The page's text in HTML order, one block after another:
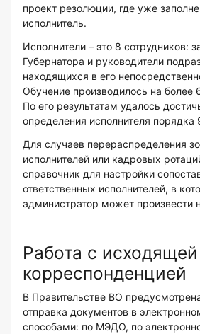
проект резолюции, где уже
исполнитель.
Исполнители – это 8 сотрудников:
Губернатора и руководители
находящихся в его
Обучение производилось на более
По его результатам удалось
определения исполнителя порядка
Для случаев перераспределения
исполнителей или кадровых
справочник для настройки
ответственных исполнителей, в
администратор может произвести
Работа с исходящей
корреспонденцией
В Правительстве ВО
отправка документов в
способами: по МЭДО, по